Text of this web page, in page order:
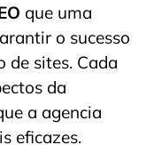
que uma
o sucesso
de sites. Cada
da
a agencia
eficazes.